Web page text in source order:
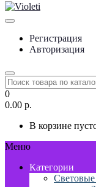
Регистрация
Авторизация
0
0.00 р.
В корзине
Меню
Категории